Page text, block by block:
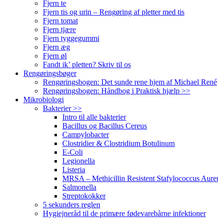
Fjern te
Fjern tis og urin – Rengøring af pletter med tis
Fjern tomat
Fjern tjære
Fjern tyggegummi
Fjern æg
Fjern øl
Fandt ik’ pletten? Skriv til os
Rengøringsbøger
Rengøringsbogen: Det sunde rene hjem af Michael René
Rengøringsbogen: Håndbog i Praktisk hjælp >>
Mikrobiologi
Bakterier >>
Intro til alle bakterier
Bacillus og Bacillus Cereus
Campylobacter
Clostridier & Clostridium Botulinum
E-Coli
Legionella
Listeria
MRSA – Methicillin Resistent Stafylococcus
Salmonella
Streptokokker
5 sekunders reglen
Hygiejneråd til de primære fødevarebårne infektioner